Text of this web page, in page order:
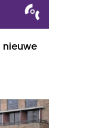
nieuwe